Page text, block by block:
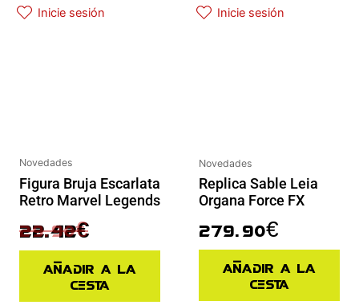
de
Inicie sesión
Novedades
Figura Bruja Escarlata
Retro Marvel Legends
29.90€
22.42€
Añadir a la
cesta
Inicie sesión
Novedades
Replica Sable Leia
Organa Force FX
279.90€
Añadir a la
cesta